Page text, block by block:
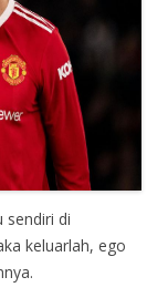
sendiri di
keluarlah, ego